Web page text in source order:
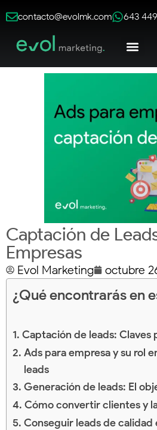
contacto@evolmk.com 643
Captación de
Empresas
Evol Marketing octubre
¿Qué encontrarás en
Captación de leads: Claves
Ads para empresa y su rol
leads
Generación de leads: El
Cómo convertir clientes y
Conseguir leads de calidad